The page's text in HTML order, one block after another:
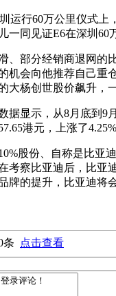
运行60万公里仪式
一同见证E6在深圳
、部分经销商退网的
机会向他推荐自己重
大杨创世股价飙升，
据显示，从8月底到9
港元，上涨了4.25%
股份、自称是比亚
考察比亚迪后，比亚
牌的提升，比亚迪将
条
点击查看